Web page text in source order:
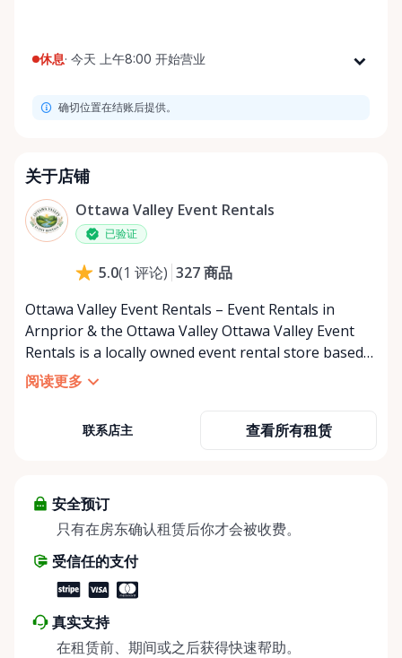
休息· 今天 上午8:00 开始营业
星期二
星期四
星期六
上午8:00 - 下午8:00
星期日
确切位置在结账后提供。
关于店铺
Ottawa Valley Event Rentals
已验证
5.0(1 评论) 327商品
Ottawa Valley Event Rentals – Event Rentals in
Arnprior & the Ottawa Valley Ottawa Valley Event
Rentals is a locally owned event rental store based
in Arnprior, Ontario, proudly serving the Ottawa
Valley and surrounding communities. We help make
family celebrations, and community gatherings
Arnprior, Renfrew, Pembroke, Almonte, Carleton
Place, Deep River, Petawawa, White Lake, and
planning a small backyard get-together or a larger
special event, we’re here to help. We offer
convenient self-serve pickup and drop-off at our
Rent Anything Store Trading Post, making it easy
for DIY planners to stay on schedule and on budget.
阅读更多
联系店主 查看所有租赁
安全预订
只有在房东确认租赁后你才会被收费。
受信任的支付
真实支持
在租赁前、期间或之后获得快速帮助。